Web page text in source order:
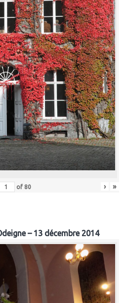
of 80 › »
– 13 décembre 2014